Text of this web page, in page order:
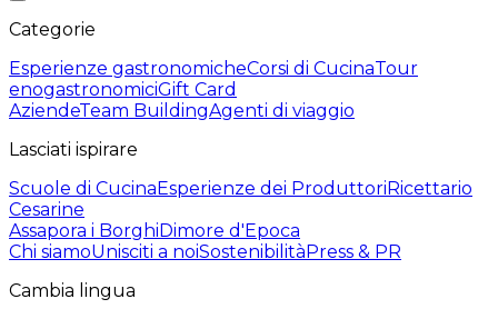
Categorie
Esperienze gastronomicheCorsi di CucinaTour
enogastronomiciGift Card
AziendeTeam BuildingAgenti di viaggio
Lasciati ispirare
Scuole di CucinaEsperienze dei ProduttoriRicettario
Cesarine
Assapora i BorghiDimore d'Epoca
Chi siamoUnisciti a noiSostenibilitàPress & PR
Cambia lingua